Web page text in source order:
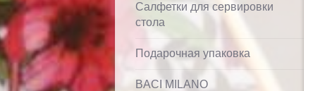
Салфетки для сервировки
стола
Подарочная упаковка
BACI MILANO